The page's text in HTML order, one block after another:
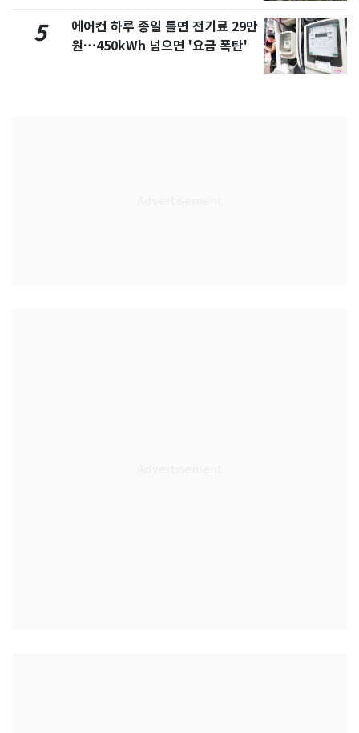
5
에어컨 하루 종일 틀면 전기료 29만
원…450kWh 넘으면 '요금 폭탄'